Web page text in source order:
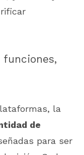
la
de
para ser